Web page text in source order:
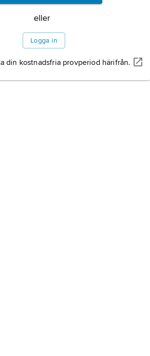
eller
Logga in
din kostnadsfria provperiod härifrån.